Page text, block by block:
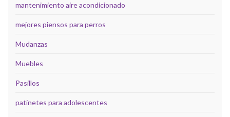
mantenimiento aire acondicionado
mejores piensos para perros
Mudanzas
Muebles
Pasillos
patinetes para adolescentes